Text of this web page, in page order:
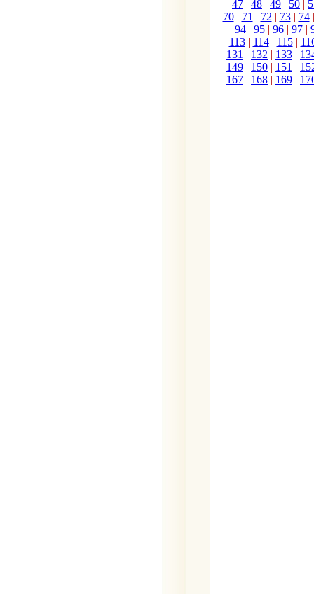
| 47 | 48 | 49 | 50 |
70| 71 | 72| 73| 74
| 94 | 95 | 96 | 97 |
113| 114| 115|
131 | 132 | 133 |
149 | 150 | 151 |
167 | 168 | 169 |